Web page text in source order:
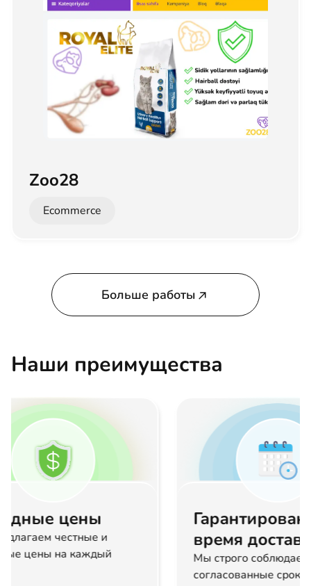
Zoo28
Ecommerce
Больше работы
Наши преимущества
Гарантированное
время доставки
Мы строго соблюдаем
опыт
Наша